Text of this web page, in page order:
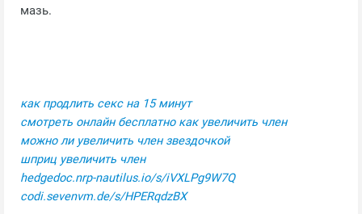
мазь.
как продлить секс на 15 минут
смотреть онлайн бесплатно как увеличить член
можно ли увеличить член звездочкой
шприц увеличить член
hedgedoc.nrp-nautilus.io/s/iVXLPg9W7Q
codi.sevenvm.de/s/HPERqdzBX